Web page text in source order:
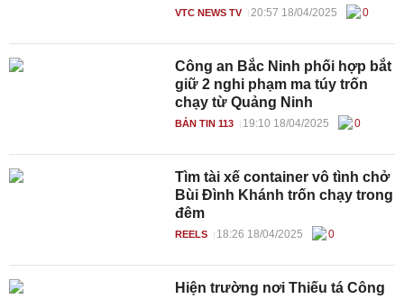
VTC NEWS TV 20:57 18/04/2025 0
Công an Bắc Ninh phối hợp bắt
giữ 2 nghi phạm ma túy trốn
chạy từ Quảng Ninh
BẢN TIN 113 19:10 18/04/2025 0
Tìm tài xế container vô tình chở
Bùi Đình Khánh trốn chạy trong
đêm
REELS 18:26 18/04/2025 0
Hiện trường nơi Thiếu tá Công